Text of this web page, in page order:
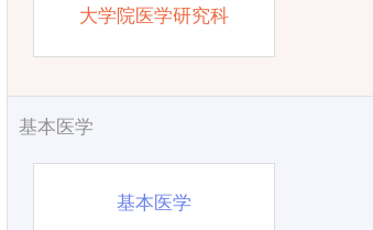
大学院医学研究科
基本医学
基本医学